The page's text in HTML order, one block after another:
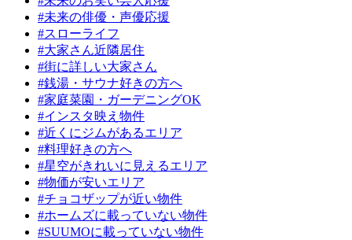
#未来の俳優・声優応援
#スローライフ
#大家さん近隣居住
#街に詳しい大家さん
#銭湯・サウナ好きの方へ
#家庭菜園・ガーデニングOK
#インスタ映え物件
#近くにジムがあるエリア
#料理好きの方へ
#星空がきれいに見えるエリア
#物価が安いエリア
#チョコザップが近い物件
#ホームズに載っていない物件
#SUUMOに載っていない物件